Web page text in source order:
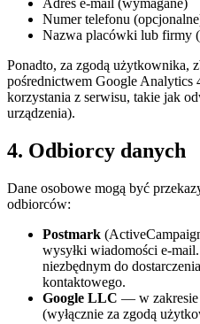
Adres e-mail (wymagane)
Numer telefonu
Nazwa placówki lub firmy
Ponadto, za zgodą użytkownika,
pośrednictwem Google Analytics
korzystania z serwisu, takie jak
urządzenia).
4. Odbiorcy danych
Dane osobowe mogą być
odbiorców:
Postmark
wysyłki wiadomości e-
niezbędnym do
kontaktowego.
Google LLC — w zakresie
(wyłącznie za zgodą